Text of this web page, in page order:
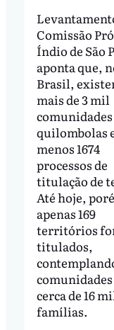
Comissão
Índio de São
aponta que,
Brasil,
mais de 3 mil
comunidades
quilombolas
menos 1674
processos de
titulação de
Até hoje,
apenas 169
territórios
titulados,
comunidades
cerca de 16
famílias.